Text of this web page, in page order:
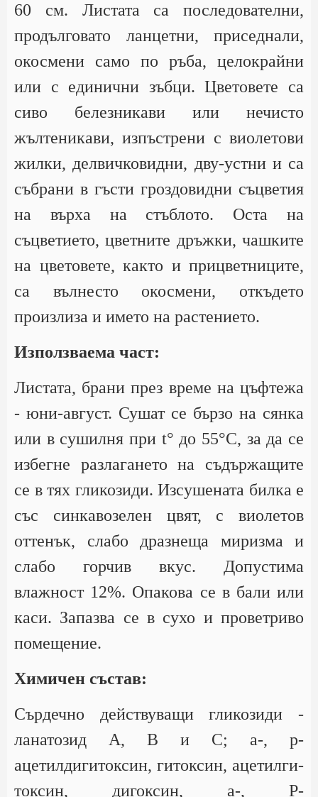
60 см. Листата са последователни,
продълговато ланцетни, приседнали,
окосмени само по ръба, целокрайни
или с единични зъбци. Цветовете са
сиво белезникави или нечисто
жълтеникави, изпъстрени с виолетови
жилки, делвичковидни, дву-устни и са
събрани в гъсти гроздовидни съцветия
на върха на стъблото. Оста на
съцветието, цветните дръжки, чашките
на цветовете, както и прицветниците,
са вълнесто окосмени, откъдето
произлиза и името на растението.
Използваема част:
Листата, брани през време на цъфтежа
- юни-август. Сушат се бързо на сянка
или в сушилня при t° до 55°С, за да се
избегне разлагането на съдържащите
се в тях гликозиди. Изсушената билка е
със синкавозелен цвят, с виолетов
оттенък, слабо дразнеща миризма и
слабо горчив вкус. Допустима
влажност 12%. Опакова се в бали или
каси. Запазва се в сухо и проветриво
помещение.
Химичен състав:
Сърдечно действуващи гликозиди -
ланатозид А, В и С; а-, р-
ацетилдигитоксин, гитоксин, ацетилги-
токсин, дигоксин, а-, Р-